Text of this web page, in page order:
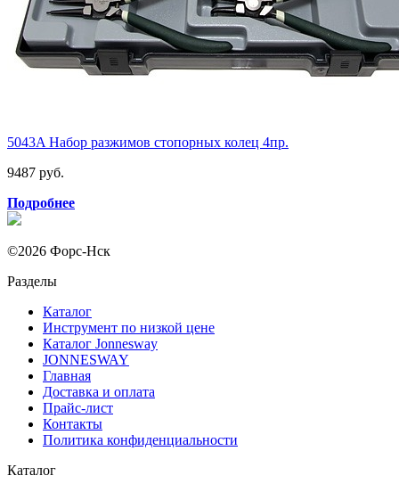
5043A Набор разжимов стопорных колец 4пр.
9487 руб.
Подробнее
©2026 Форс-Нск
Разделы
Каталог
Инструмент по низкой цене
Каталог Jonnesway
JONNESWAY
Главная
Доставка и оплата
Прайс-лист
Контакты
Политика конфиденциальности
Каталог